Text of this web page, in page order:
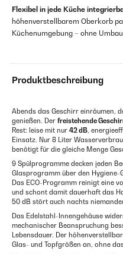
Flexibel in jede Küche
höhenverstellbarem Oberkorb
Küchenumgebung – ohne
Produktbeschreibung
Abends das Geschirr einräumen,
genießen. Der freistehende
Rest: leise mit nur 42 dB,
Einsatz. Nur 8 Liter
benötigt für die gleiche Menge
9 Spülprogramme decken jeden
Glasprogramm über den
Das ECO-Programm reinigt eine
und schont damit dauerhaft das
50 dB stört auch nachts
Das Edelstahl-Innengehäuse
mechanischer Beanspruchung
Lebensdauer. Der
Glas- und Topfgrößen an, ohne